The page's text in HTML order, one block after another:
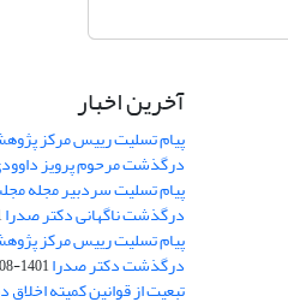
آخرین اخبار
پیام تسلیت رییس مرکز
درگذشت مرحوم پرویز
پیام تسلیت سردبیر مجله
درگذشت ناگهانی دکتر صدرا
پیام تسلیت رییس مرکز
درگذشت دکتر صدرا1401-08-15
تبعیت از قوانین کمیته اخلاق